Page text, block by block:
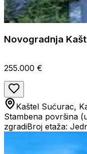
Novogradnja
255.000 €
Kaštel Sućurac,
Stambena površina
zgradiBroj etaža: